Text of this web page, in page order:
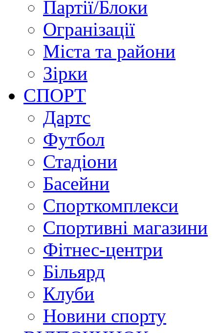
Партії/Блоки
Огранізації
Міста та райони
Зірки
СПОРТ
Дартс
Футбол
Стадіони
Басейни
Спорткомплекси
Спортивні магазини
Фітнес-центри
Більярд
Клуби
Новини спорту